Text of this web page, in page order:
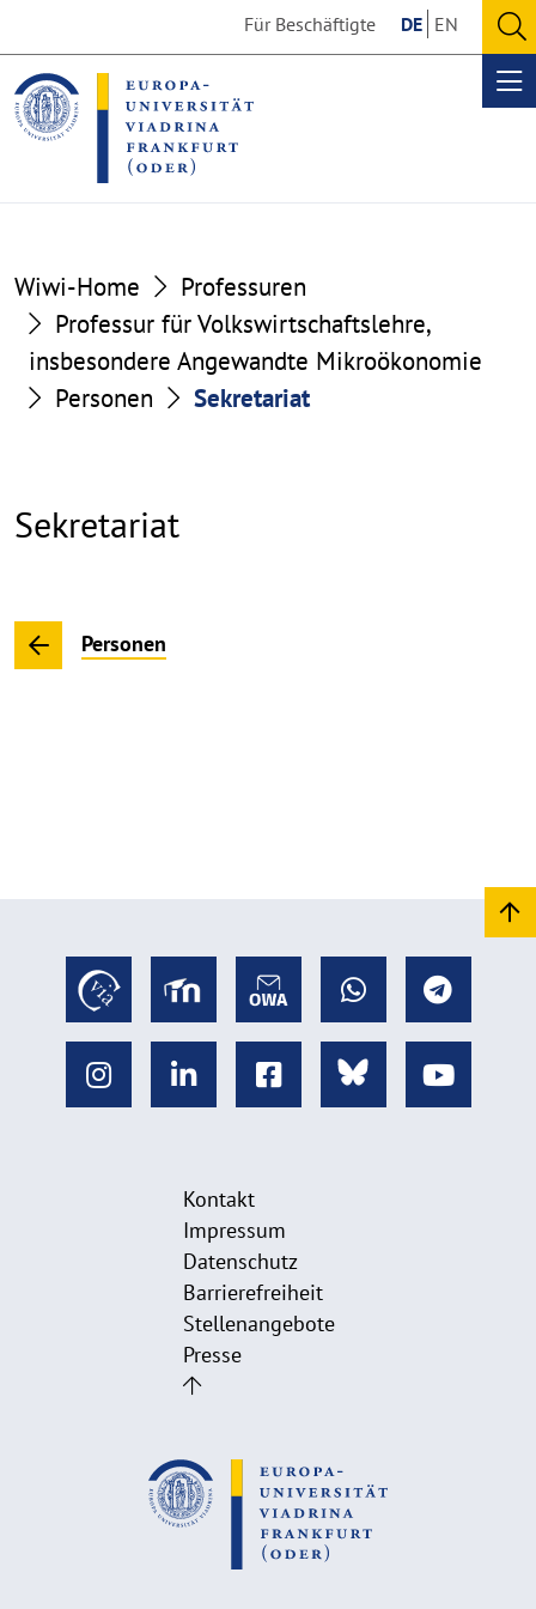
the
content
section
the
footer
section
Für Beschäftigte DE EN
Wiwi-Home
Professuren
Professur für Volkswirtschaftslehre,
insbesondere Angewandte Mikroökonomie
Personen
Sekretariat
Sekretariat
Personen
Kontakt
Impressum
Datenschutz
Barrierefreiheit
Stellenangebote
Presse